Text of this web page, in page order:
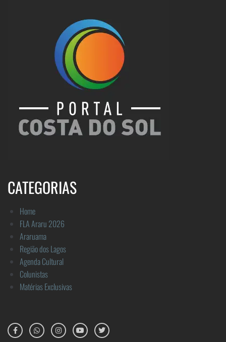
CATEGORIAS
Home
FLA Araru 2026
Araruama
Região dos Lagos
Agenda Cultural
Colunistas
Matérias Exclusivas